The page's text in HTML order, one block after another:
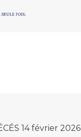
14 février 2026